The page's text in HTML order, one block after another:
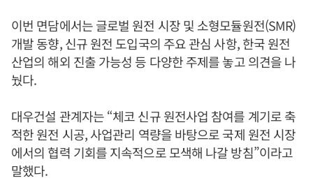
이번 면담에서는 글로벌 원전 시장 및 소형모듈원전(SMR)
개발 동향, 신규 원전 도입국의 주요 관심 사항, 한국 원전
산업의 해외 진출 가능성 등 다양한 주제를 놓고 의견을 나
눴다.
대우건설 관계자는 “체코 신규 원전사업 참여를 계기로 축
적한 원전 시공, 사업관리 역량을 바탕으로 국제 원전 시장
에서의 협력 기회를 지속적으로 모색해 나갈 방침”이라고
말했다.